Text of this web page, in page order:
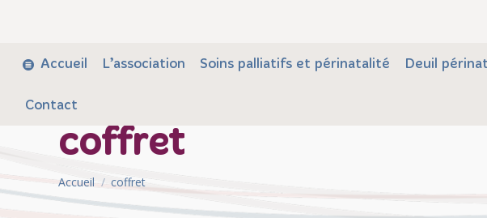
Accueil L’association Soins palliatifs et périnatalité Deuil
Contact
coffret
Vous êtes ici :
Accueil coffret